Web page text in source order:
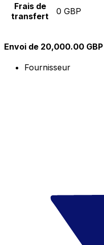
Frais de
transfert
0 GBP
Envoi de 20,000.00 GBP
Fournisseur